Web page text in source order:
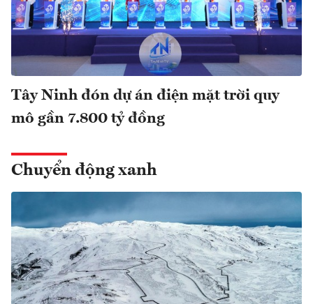
Tây Ninh đón dự án điện mặt trời quy
mô gần 7.800 tỷ đồng
Chuyển động xanh